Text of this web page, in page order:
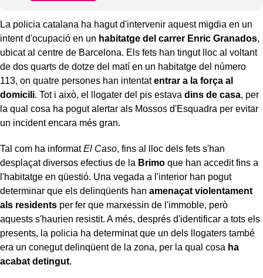
La policia catalana ha hagut d'intervenir aquest migdia en un
intent d'ocupació en un habitatge del carrer Enric Granados,
ubicat al centre de Barcelona. Els fets han tingut lloc al voltant
de dos quarts de dotze del matí en un habitatge del número
113, on quatre persones han intentatentrar a la força al
domicili. Tot i això, el llogater del pis estava dins de casa, per
la qual cosa ha pogut alertar als Mossos d'Esquadra per evitar
un incident encara més gran.
Tal com ha informatEl Caso, fins al lloc dels fets s'han
desplaçat diversos efectius de la Brimo que han accedit fins a
l'habitatge en qüestió. Una vegada a l'interior han pogut
determinar que els delinqüents han amenaçat violentament
als residents per fer que marxessin de l'immoble, però
aquests s'haurien resistit. A més, després d'identificar a tots els
presents, la policia ha determinat que un dels llogaters també
era un conegut delinqüent de la zona, per la qual cosa ha
acabat detingut.